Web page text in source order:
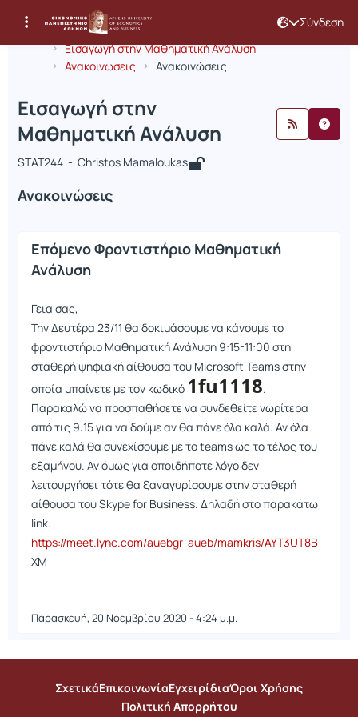
Σύνδεση
Αρχική Σελίδα
Εισαγωγή στην Μαθηματική Ανάλυση
Ανακοινώσεις
Ανακοινώσεις
Μάθημα : Εισαγωγή στην
Κωδικός : STAT244
Εισαγωγή στην
Μαθηματική Ανάλυση
STAT244 - Christos Mamaloukas
Ανακοινώσεις
Επόμενο Φροντιστήριο Μαθηματική
Ανάλυση
Γεια σας,
Την Δευτέρα 23/11 θα δοκιμάσουμε να κάνουμε το
φροντιστήριο Μαθηματική Ανάλυση 9:15-11:00 στη
σταθερή ψηφιακή αίθουσα του Microsoft Teams στην
οποία μπαίνετε με τον κωδικό 1fu1118.
Παρακαλώ να προσπαθήσετε να συνδεθείτε νωρίτερα
από τις 9:15 για να δούμε αν θα πάνε όλα καλά. Αν όλα
πάνε καλά θα συνεχίσουμε με το teams ως το τέλος του
εξαμήνου. Αν όμως για οποιδήποτε λόγο δεν
λειτουργήσει τότε θα ξαναγυρίσουμε στην σταθερή
αίθουσα του Skype for Business. Δηλαδή στο παρακάτω
link.
https://meet.lync.com/auebgr-aueb/mamkris/AYT3UT8B
ΧΜ
Παρασκευή, 20 Νοεμβρίου 2020 - 4:24 μ.μ.
ΣχετικάΕπικοινωνίαΕγχειρίδιαΌροι Χρήσης
Πολιτική Απορρήτου